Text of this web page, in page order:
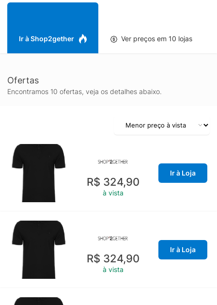
Lavar à mãoComposição: 97% Algodão, 3% ElastanoCor:
Ir à Shop2gether Ver preços em 10 lojas
Ofertas
Encontramos 10 ofertas, veja os detalhes abaixo.
R$ 324,90
à vista
Ir à Loja
R$ 324,90
à vista
Ir à Loja